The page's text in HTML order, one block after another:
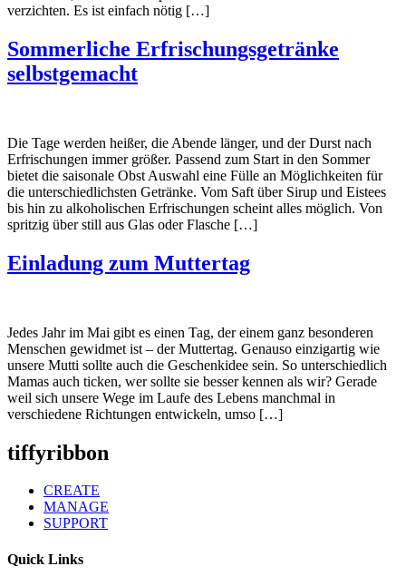
verzichten. Es ist einfach nötig […]
Sommerliche Erfrischungsgetränke
selbstgemacht
Die Tage werden heißer, die Abende länger, und der Durst nach
Erfrischungen immer größer. Passend zum Start in den Sommer
bietet die saisonale Obst Auswahl eine Fülle an Möglichkeiten für
die unterschiedlichsten Getränke. Vom Saft über Sirup und Eistees
bis hin zu alkoholischen Erfrischungen scheint alles möglich. Von
spritzig über still aus Glas oder Flasche […]
Einladung zum Muttertag
Jedes Jahr im Mai gibt es einen Tag, der einem ganz besonderen
Menschen gewidmet ist – der Muttertag. Genauso einzigartig wie
unsere Mutti sollte auch die Geschenkidee sein. So unterschiedlich
Mamas auch ticken, wer sollte sie besser kennen als wir? Gerade
weil sich unsere Wege im Laufe des Lebens manchmal in
verschiedene Richtungen entwickeln, umso […]
tiffyribbon
CREATE
MANAGE
SUPPORT
Quick Links